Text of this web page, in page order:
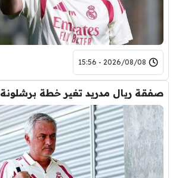
2026/08/08 - 15:56
صفقة ريال مدريد تغير خطة برشلونة